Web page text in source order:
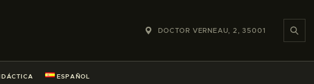
DOCTOR VERNEAU, 2, 35001
ESPAÑOL